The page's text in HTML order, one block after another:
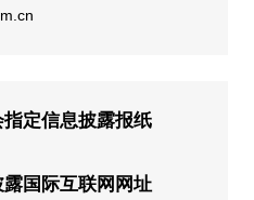
定信息披露报纸
国际互联网网址